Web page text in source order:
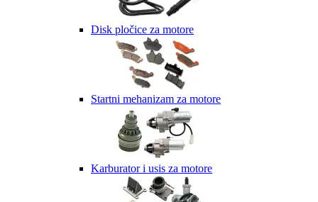
Disk pločice za motore
Startni mehanizam za motore
Karburator i usis za motore